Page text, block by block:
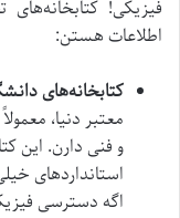
فیزیکی!
اطلاعات هستن:
کتابخانه‌های
معتبر دنیا،
و فنی دارن. این
استانداردهای
اگه دسترسی